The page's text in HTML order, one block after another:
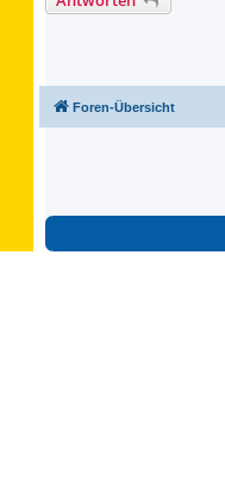
Foren-Übersicht